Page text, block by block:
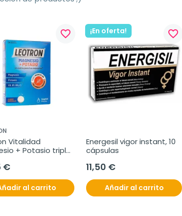
favorite_border
Vitalidad
+ Potasio triple
€
al carrito
¡En oferta! favorite_border
Energesil vigor instant, 10
cápsulas
11,50 €
Añadir al carrito